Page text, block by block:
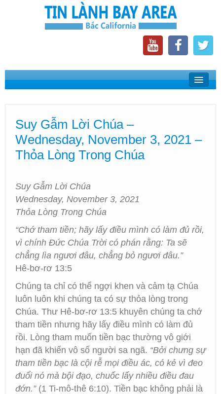
Home
Phát Thanh Tin Lành Bay Area
Các Hội Thánh Bắc California
Suy Gẫm Lời Chúa –
Wednesday, November 3, 2021 –
Thỏa Lòng Trong Chúa
Suy Gẫm Lời Chúa
Wednesday, November 3, 2021
Thỏa Lòng Trong Chúa
“Chớ tham tiền; hãy lấy điều mình có làm đủ rồi,
vì chính Đức Chúa Trời có phán rằng: Ta sẽ
chẳng lìa ngươi đâu, chẳng bỏ ngươi đâu.”
Hê-bơ-rơ 13:5
Chúng ta chỉ có thể ngợi khen và cảm tạ Chúa
luôn luôn khi chúng ta có sự thỏa lòng trong
Chúa. Thư Hê-bơ-rơ 13:5 khuyên chúng ta chớ
tham tiền nhưng hãy lấy điều mình có làm đủ
rồi. Lòng tham muốn tiền bạc thường vô giới
hạn đã khiến vô số người sa ngã. “Bởi chưng sự
tham tiền bạc là cội rễ mọi điều ác, có kẻ vì đeo
đuổi nó mà bội đạo, chuốc lấy nhiều điều đau
đớn.”(1 Ti-mô-thê 6:10). Tiền bạc không phải là